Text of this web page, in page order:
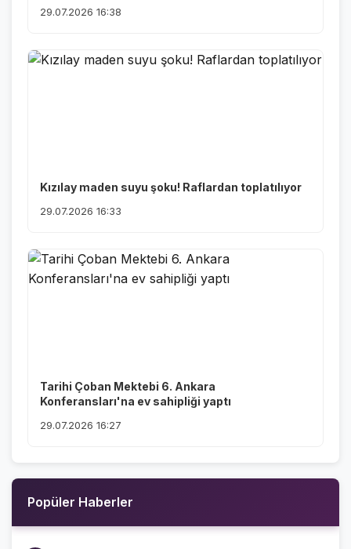
29.07.2026 16:38
Kızılay maden suyu şoku! Raflardan toplatılıyor
29.07.2026 16:33
Tarihi Çoban Mektebi 6. Ankara
Konferansları'na ev sahipliği yaptı
29.07.2026 16:27
Popüler Haberler